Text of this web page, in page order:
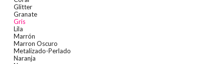
Glitter
Granate
Gris
Lila
Marrón
Marron Oscuro
Metalizado-Perlado
Naranja